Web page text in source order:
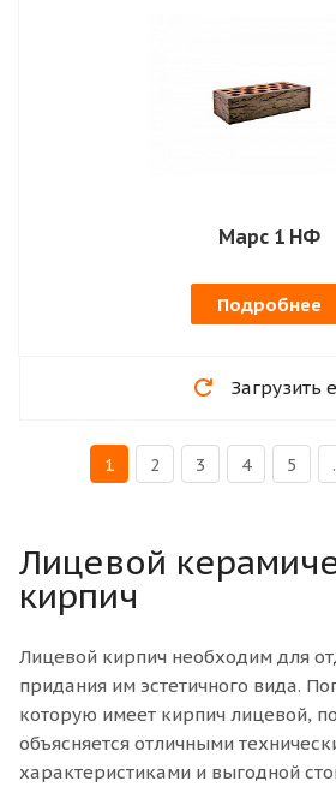
Марс 1 НФ
Подробнее
Загрузить
1 2 3 4 5
Лицевой
кирпич
Лицевой кирпич необходим для
придания им эстетичного вида.
которую имеет кирпич лицевой,
объясняется отличными
характеристиками и выгодной